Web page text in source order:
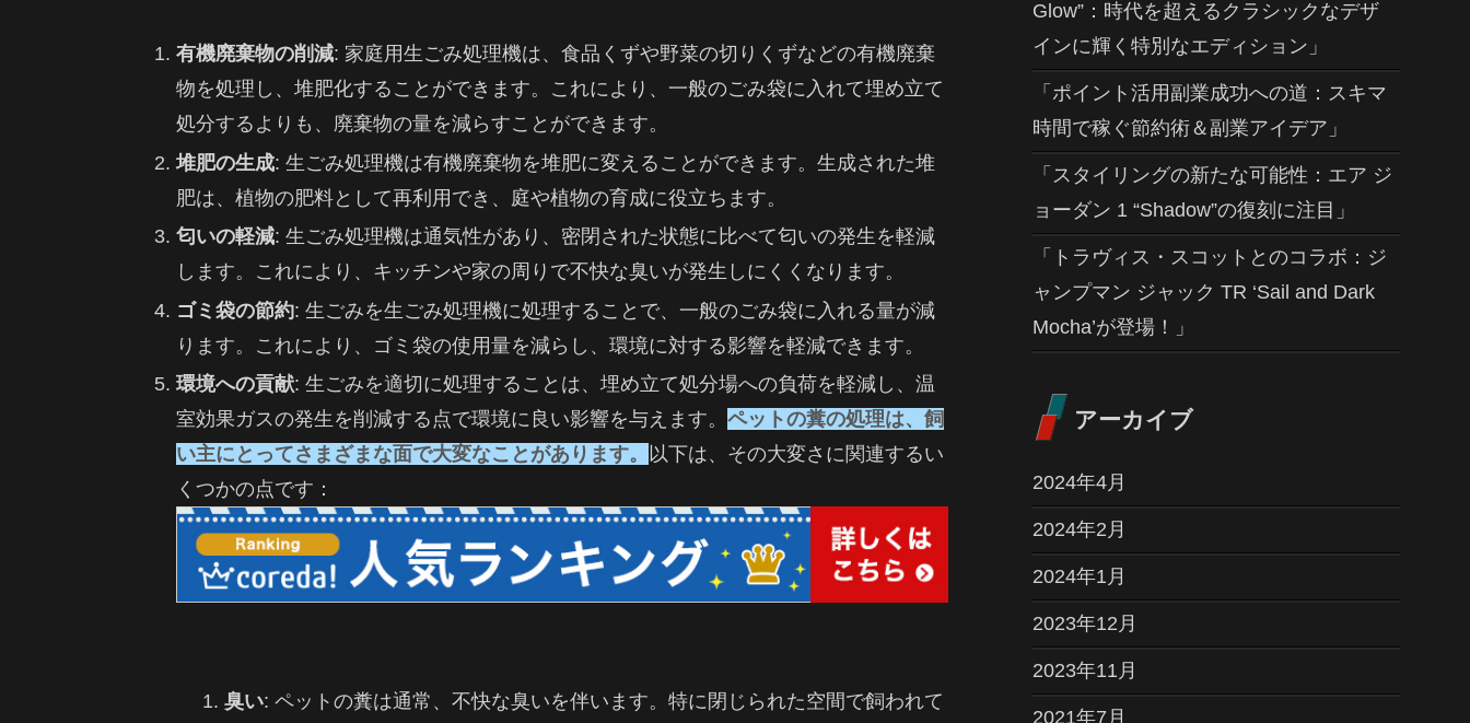
有機廃棄物の削減: 家庭用生ごみ処理機は、食品くずや野菜の切りくずなどの有機廃棄
物を処理し、堆肥化することができます。これにより、一般のごみ袋に入れて埋め立て
処分するよりも、廃棄物の量を減らすことができます。
堆肥の生成: 生ごみ処理機は有機廃棄物を堆肥に変えることができます。生成された堆
肥は、植物の肥料として再利用でき、庭や植物の育成に役立ちます。
匂いの軽減: 生ごみ処理機は通気性があり、密閉された状態に比べて匂いの発生を軽減
します。これにより、キッチンや家の周りで不快な臭いが発生しにくくなります。
ゴミ袋の節約: 生ごみを生ごみ処理機に処理することで、一般のごみ袋に入れる量が減
ります。これにより、ゴミ袋の使用量を減らし、環境に対する影響を軽減できます。
環境への貢献: 生ごみを適切に処理することは、埋め立て処分場への負荷を軽減し、温
室効果ガスの発生を削減する点で環境に良い影響を与えます。ペットの糞の処理は、飼
い主にとってさまざまな面で大変なことがあります。
以下は、その大変さに関連するい
くつかの点です：
臭い: ペットの糞は通常、不快な臭いを伴います。特に閉じられた空間で飼われて
Glow”：時代を超えるクラシックなデザ
インに輝く特別なエディション」
「ポイント活用副業成功への道：スキマ
時間で稼ぐ節約術＆副業アイデア」
「スタイリングの新たな可能性：エア ジ
ョーダン 1 “Shadow”の復刻に注目」
「トラヴィス・スコットとのコラボ：ジ
ャンプマン ジャック TR ‘Sail and Dark
Mocha’が登場！」
アーカイブ
2024年4月
2024年2月
2024年1月
2023年12月
2023年11月
2021年7月